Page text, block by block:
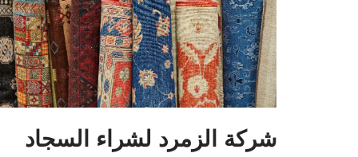
شركة الزمرد لشراء السجاد